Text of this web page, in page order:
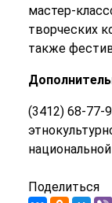
мастер-
творческих
также
(3412) 68-77-
Поделиться